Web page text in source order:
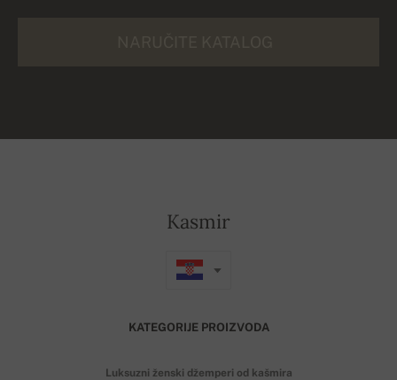
Kasmir
KATEGORIJE PROIZVODA
Luksuzni ženski džemperi od kašmira